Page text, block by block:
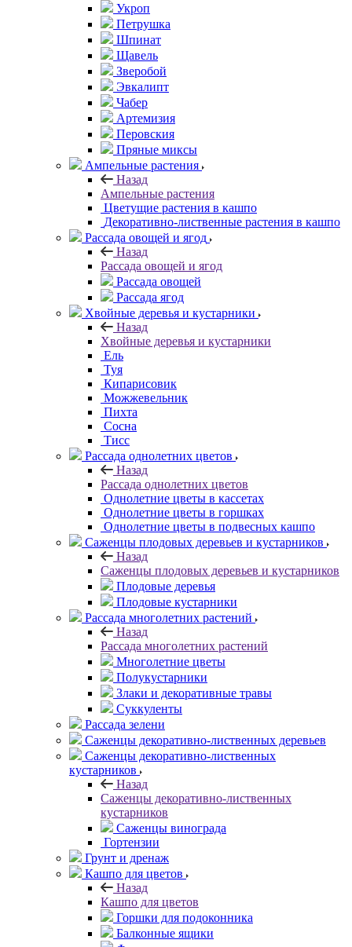
Укроп
Петрушка
Шпинат
Щавель
Зверобой
Эвкалипт
Чабер
Артемизия
Перовския
Пряные миксы
Ампельные растения
Назад
Ампельные растения
Цветущие растения в кашпо
Декоративно-лиственные растения в кашпо
Рассада овощей и ягод
Назад
Рассада овощей и ягод
Рассада овощей
Рассада ягод
Хвойные деревья и кустарники
Назад
Хвойные деревья и кустарники
Ель
Туя
Кипарисовик
Можжевельник
Пихта
Сосна
Тисc
Рассада однолетних цветов
Назад
Рассада однолетних цветов
Однолетние цветы в кассетах
Однолетние цветы в горшках
Однолетние цветы в подвесных кашпо
Саженцы плодовых деревьев и кустарников
Назад
Саженцы плодовых деревьев и кустарников
Плодовые деревья
Плодовые кустарники
Рассада многолетних растений
Назад
Рассада многолетних растений
Многолетние цветы
Полукустарники
Злаки и декоративные травы
Суккуленты
Рассада зелени
Саженцы декоративно-лиственных деревьев
Саженцы декоративно-лиственных
кустарников
Назад
Саженцы декоративно-лиственных
кустарников
Саженцы винограда
Гортензии
Грунт и дренаж
Кашпо для цветов
Назад
Кашпо для цветов
Горшки для подоконника
Балконные ящики